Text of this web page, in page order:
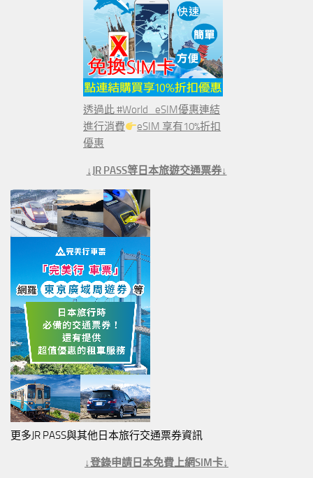
透過此 #World_eSIM優惠連結
進行消費
eSIM 享有10%折扣
優惠
↓JR PASS等日本旅遊交通票券↓
更多JR PASS與其他日本旅行交通票券資訊
↓登錄申請日本免費上網SIM卡↓